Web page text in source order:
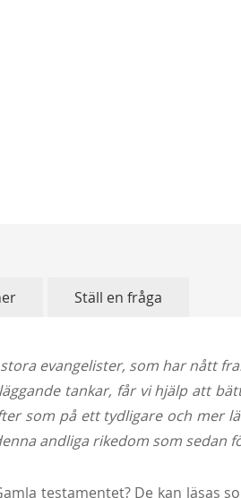
evangelister, som har nått
tankar, får vi hjälp att
som på ett tydligare och mer
andliga rikedom som sedan
testamentet? De kan läsas
Ställ en fråga